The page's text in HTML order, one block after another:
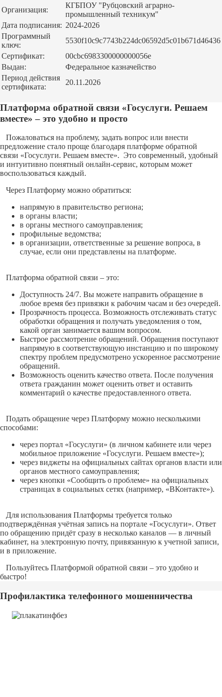
Организация:
КГБПОУ "Рубцовский аграрно-
промышленный техникум"
Дата подписания: 2024-2026
Программный
ключ:
5530f10c9c7743b224dc06592d5c01b671d46436
Сертификат:
00cbc6983300000000056e
Выдан:
Федеральное казначейство
Период действия
сертификата:
20.11.2026
Платформа обратной связи «Госуслуги. Решаем
вместе» – это удобно и просто
Пожаловаться на проблему, задать вопрос или внести
предложение стало проще благодаря платформе обратной
связи «Госуслуги. Решаем вместе». Это современный, удобный
и интуитивно понятный онлайн-сервис, которым может
воспользоваться каждый.
Через Платформу можно обратиться:
напрямую в правительство региона;
в органы власти;
в органы местного самоуправления;
профильные ведомства;
в организации, ответственные за решение вопроса, в
случае, если они представлены на платформе.
Платформа обратной связи – это:
Доступность 24/7. Вы можете направить обращение в
любое время без привязки к рабочим часам и без очередей.
Прозрачность процесса. Возможность отслеживать статус
обработки обращения и получать уведомления о том,
какой орган занимается вашим вопросом.
Быстрое рассмотрение обращений. Обращения поступают
напрямую в соответствующую инстанцию и по широкому
спектру проблем предусмотрено ускоренное рассмотрение
обращений.
Возможность оценить качество ответа. После получения
ответа гражданин может оценить ответ и оставить
комментарий о качестве предоставленного ответа.
Подать обращение через Платформу можно несколькими
способами:
через портал «Госуслуги» (в личном кабинете или через
мобильное приложение «Госуслуги. Решаем вместе»);
через виджеты на официальных сайтах органов власти или
органов местного самоуправления;
через кнопки «Сообщить о проблеме» на официальных
страницах в социальных сетях (например, «ВКонтакте»).
Для использования Платформы требуется только
подтверждённая учётная запись на портале «Госуслуги». Ответ
по обращению придёт сразу в несколько каналов — в личный
кабинет, на электронную почту, привязанную к учетной записи,
и в приложение.
Пользуйтесь Платформой обратной связи – это удобно и
быстро!
Профилактика телефонного мошенничества